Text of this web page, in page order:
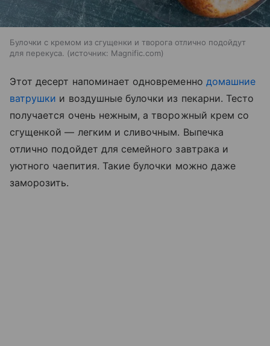
Булочки с кремом из сгущенки и творога отлично подойдут
для перекуса.
источник: Magnific.com
Этот десерт напоминает одновременно домашние
ватрушки и воздушные булочки из пекарни. Тесто
получается очень нежным, а творожный крем со
сгущенкой — легким и сливочным. Выпечка
отлично подойдет для семейного завтрака и
уютного чаепития. Такие булочки можно даже
заморозить.